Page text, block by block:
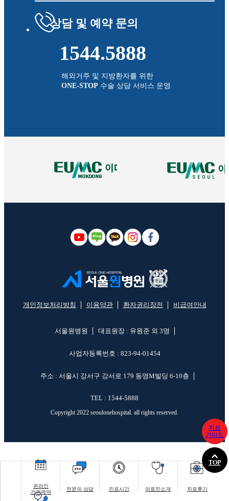
온라인
간편예약
전문의 상담 진료시간 의료진소개 치료후기
치료
가이드
TOP
상담 및 예약 문의
1544.5888
해외거주 및 지방환자를 위한
ONE-STOP 수술 상담 서비스 운영
개인정보처리방침 이용약관 환자권리장전 비급여안내
서울원병원 대표원장 : 유원준 외 3명
사업자등록번호 : 823-94-01454
주소 : 서울시 강서구 강서로 179 동명M빌딩 6-10층
TEL : 1544-5888
Copyright 2022 seoulonehospital. all rights reserved.